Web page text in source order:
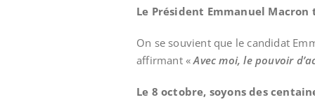
Le Président Emmanuel
On se souvient que le candidat
affirmant «Avec moi, le pouvoir
Le 8 octobre, soyons des